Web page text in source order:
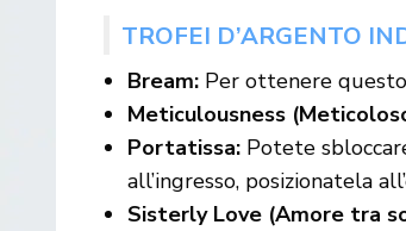
TROFEI D’ARGENTO
Bream: Per ottenere
Meticulousness
Portatissa: Potete
all’ingresso, posizionatela
Sisterly Love (Amore tra